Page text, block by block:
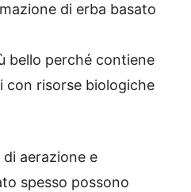
di erba basato
bello perché contiene
con risorse biologiche
aerazione e
spesso possono